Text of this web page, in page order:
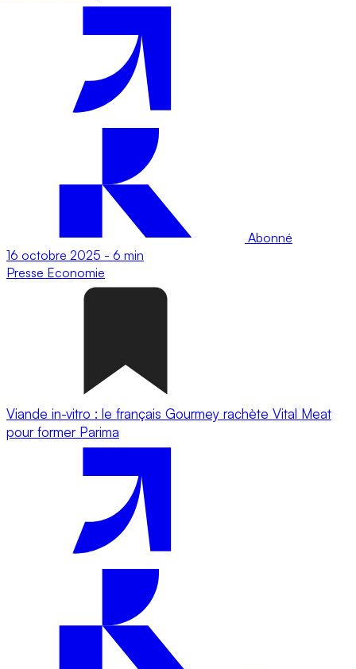
Abonné
16 octobre 2025 - 6 min
Presse Economie
Viande in-vitro : le français Gourmey rachète Vital Meat
pour former Parima